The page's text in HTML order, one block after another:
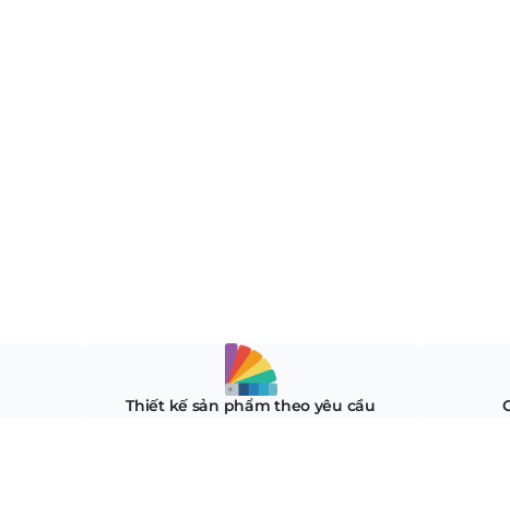
Thiết kế sản phẩm theo yêu cầu